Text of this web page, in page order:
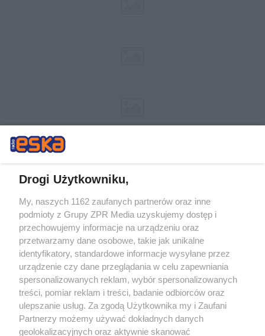
Żaden utwór zamieszczony w serwisie nie może być powielany i
rozpowszechniany lub dalej rozpowszechniany w jakikolwiek sposób (w
tym także elektroniczny lub mechaniczny) na jakimkolwiek polu
eksploatacji w jakiejkolwiek formie, włącznie z umieszczaniem w
Internecie bez pisemnej zgody właściciela praw. Jakiekolwiek użycie lub
wykorzystanie utworów w całości lub w części z naruszeniem prawa,
tzn. bez właściwej zgody, jest zabronione pod groźbą kary i może być
ścigane prawnie.
Drogi Użytkowniku,
My, naszych 1162 zaufanych partnerów oraz inne
podmioty z Grupy ZPR Media uzyskujemy dostęp i
przechowujemy informacje na urządzeniu oraz
przetwarzamy dane osobowe, takie jak unikalne
identyfikatory, standardowe informacje wysyłane przez
urządzenie czy dane przeglądania w celu zapewniania
spersonalizowanych reklam, wybór spersonalizowanych
treści, pomiar reklam i treści, badanie odbiorców oraz
ulepszanie usług. Za zgodą Użytkownika my i Zaufani
Partnerzy możemy używać dokładnych danych
geolokalizacyjnych oraz aktywnie skanować